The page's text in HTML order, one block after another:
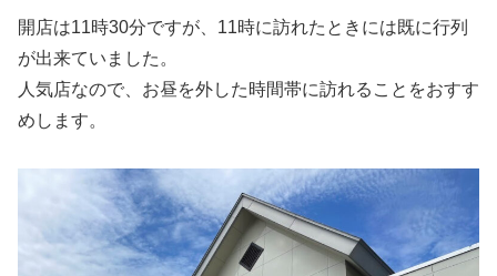
開店は11時30分ですが、11時に訪れたときには既に行列
が出来ていました。
人気店なので、お昼を外した時間帯に訪れることをおすす
めします。